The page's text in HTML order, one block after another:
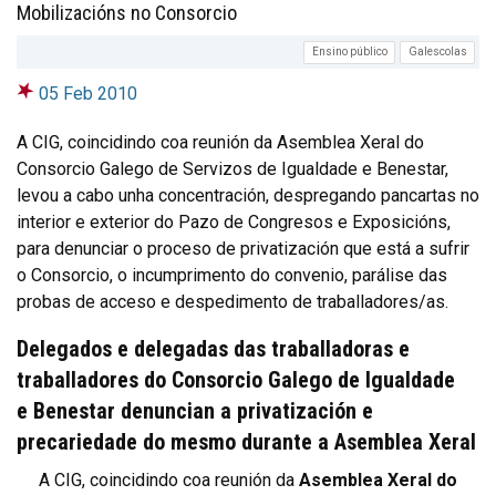
Mobilizacións no Consorcio
Ensino público Galescolas
05 Feb 2010
A CIG, coincidindo coa reunión da Asemblea Xeral do
Consorcio Galego de Servizos de Igualdade e Benestar,
levou a cabo unha concentración, despregando pancartas no
interior e exterior do Pazo de Congresos e Exposicións,
para denunciar o proceso de privatización que está a sufrir
o Consorcio, o incumprimento do convenio, parálise das
probas de acceso e despedimento de traballadores/as.
Delegados e delegadas das traballadoras e
traballadores do Consorcio Galego de Igualdade
e Benestar denuncian a privatización e
precariedade do mesmo durante a Asemblea Xeral
A CIG, coincidindo coa reunión da Asemblea Xeral do